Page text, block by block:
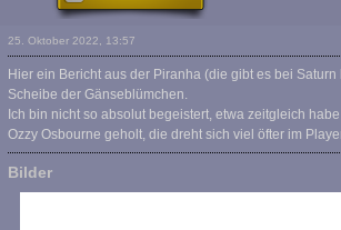
25. Oktober 2022, 13:57
Hier ein Bericht aus der Piranha (die gibt es bei Saturn
Scheibe der Gänseblümchen.
Ich bin nicht so absolut begeistert, etwa zeitgleich
Ozzy Osbourne geholt, die dreht sich viel öfter im
Bilder